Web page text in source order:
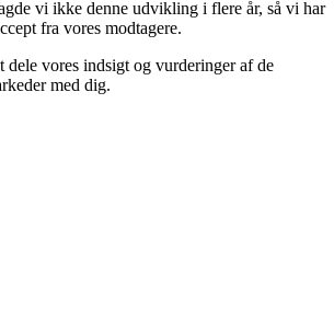
vi ikke denne udvikling i flere år, så vi har
fra vores modtagere.
dele vores indsigt og vurderinger af de
med dig.